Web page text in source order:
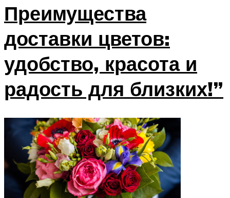
Преимущества
доставки цветов:
удобство, красота и
радость для близких!”